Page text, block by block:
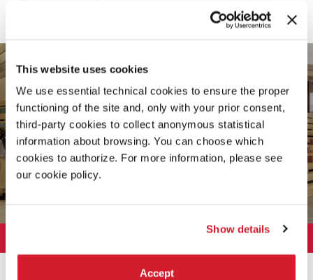
This website uses cookies
We use essential technical cookies to ensure the proper
functioning of the site and, only with your prior consent,
third-party cookies to collect anonymous statistical
information about browsing. You can choose which
cookies to authorize. For more information, please see
our cookie policy.
Show details
Accept
SCOPRI LE EDIZIONI PASSATE
SCEGLI L'ANNO